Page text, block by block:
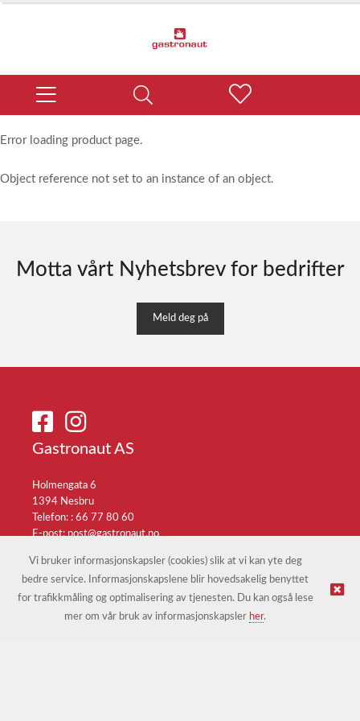
Error loading product page.
Object reference not set to an instance of an object.
Motta vårt Nyhetsbrev for bedrifter
Meld deg på
Gastronaut AS
Holmengata 6
1394 Nesbru
Telefon: : 66 77 80 60
E-post:post@gastronaut.no
© Gastronaut AS | Nettbutikk levert av Kréatif
Vi bruker informasjonskapsler (cookies) slik at vi kan yte deg
bedre service. Informasjonskapslene blir hovedsakelig benyttet
for trafikkmåling og optimalisering av tjenesten. Du kan også lese
mer om vår bruk av informasjonskapsler her.